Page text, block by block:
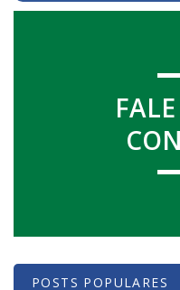
POSTS POPULARES